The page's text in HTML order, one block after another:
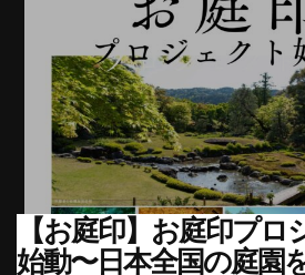
【お庭印】お庭印プロ
始動〜日本全国の庭園